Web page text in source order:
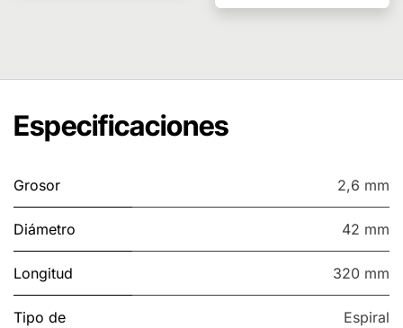
Especificaciones
Grosor 2,6 mm
Diámetro 42 mm
Longitud 320 mm
Tipo de
Espiral